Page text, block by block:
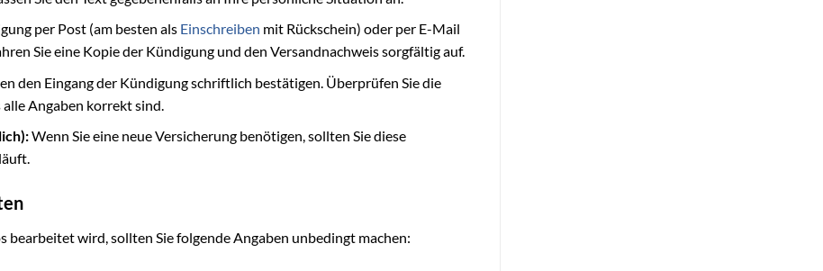
per Post (am besten als Einschreiben mit Rückschein) oder per E-Mail
Sie eine Kopie der Kündigung und den Versandnachweis sorgfältig auf.
den Eingang der Kündigung schriftlich bestätigen. Überprüfen Sie die
Angaben korrekt sind.
Wenn Sie eine neue Versicherung benötigen, sollten Sie diese
bearbeitet wird, sollten Sie folgende Angaben unbedingt machen: